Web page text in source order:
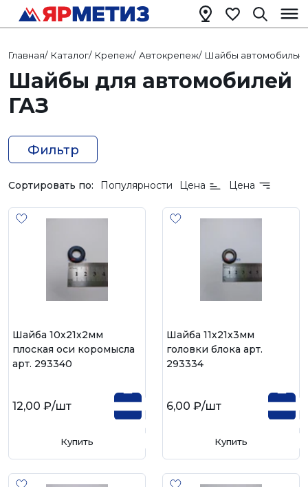
Главная/ Каталог/ Крепеж/ Автокрепеж/ Шайбы
Шайбы для автомобилей
ГАЗ
Фильтр
Сортировать по: Популярности Цена Цена
Шайба 10х21х2мм
плоская оси коромысла
арт. 293340
12,00 ₽/шт
Купить
Шайба 11х21х3мм
головки блока арт.
293334
6,00 ₽/шт
Купить